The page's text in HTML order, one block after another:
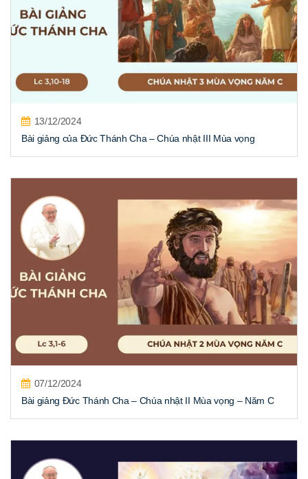
13/12/2024
Bài giảng của Đức Thánh Cha – Chúa nhật III Mùa vọng
07/12/2024
Bài giảng Đức Thánh Cha – Chúa nhật II Mùa vọng – Năm C